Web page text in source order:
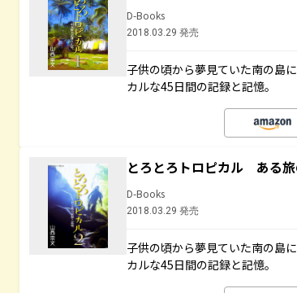
D-Books
2018.03.29 発売
子供の頃から夢見ていた南の島
カルな45日間の記録と記憶。
とろとろトロピカル ある
D-Books
2018.03.29 発売
子供の頃から夢見ていた南の島
カルな45日間の記録と記憶。